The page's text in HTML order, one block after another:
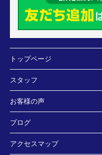
トップページ
スタッフ
お客様の声
ブログ
アクセスマップ